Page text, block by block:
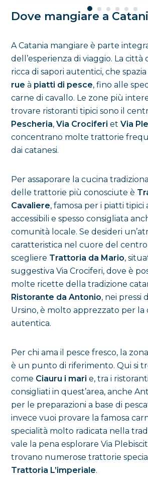
Dove mangiare a
A Catania mangiare è parte
dell’esperienza di viaggio. La
ricca di sapori autentici, che
rue à piatti di pesce, fino alle
carne di cavallo. Le zone più
trovare ristoranti tipici sono il
Pescheria, Via Crociferi et Via
concentrano molte trattorie
dai catanesi.
Per assaporare la cucina
delle trattorie più conosciute è
Cavaliere, famosa per i piatti tipici
accessibili e spesso consigliata
comunità locale. Se desideri
caratteristica nel cuore del
scegliere Trattoria da Mario,
suggestiva Via Crociferi, dove è
molte ricette della tradizione
Ristorante da Antonio, nei pressi
Ursino, è molto apprezzato per la
autentica.
Per chi ama il pesce fresco, la
è un punto di riferimento. Qui si
come Ciauru i mari e, tra i
consigliati in quest’area, anche
per le preparazioni a base di
invece vuoi provare la famosa
specialità molto radicata nella
vale la pena esplorare Via
trovano numerose trattorie
Trattoria L’imperiale.